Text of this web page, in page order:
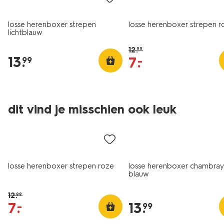
losse herenboxer strepen
lichtblauw
13.
99
losse herenboxer strepen
12.99
7.
–
dit vind je misschien ook leuk
sale
losse herenboxer strepen roze
12.99
7.
–
2+1 gratis
losse herenboxer chambray
blauw
13.
99